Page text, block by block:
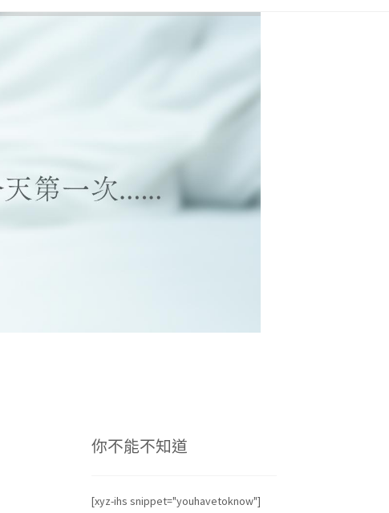
你不能不知道
[xyz-ihs snippet="youhavetoknow"]